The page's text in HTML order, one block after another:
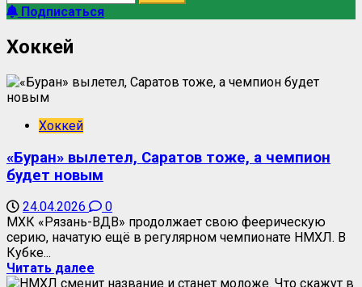
Подписаться
Хоккей
Хоккей
«Буран» вылетел, Саратов тоже, а чемпион
будет новым
24.04.2026
0
МХК «Рязань-ВДВ» продолжает свою феерическую
серию, начатую ещё в регулярном чемпионате НМХЛ. В
Кубке...
Читать далее